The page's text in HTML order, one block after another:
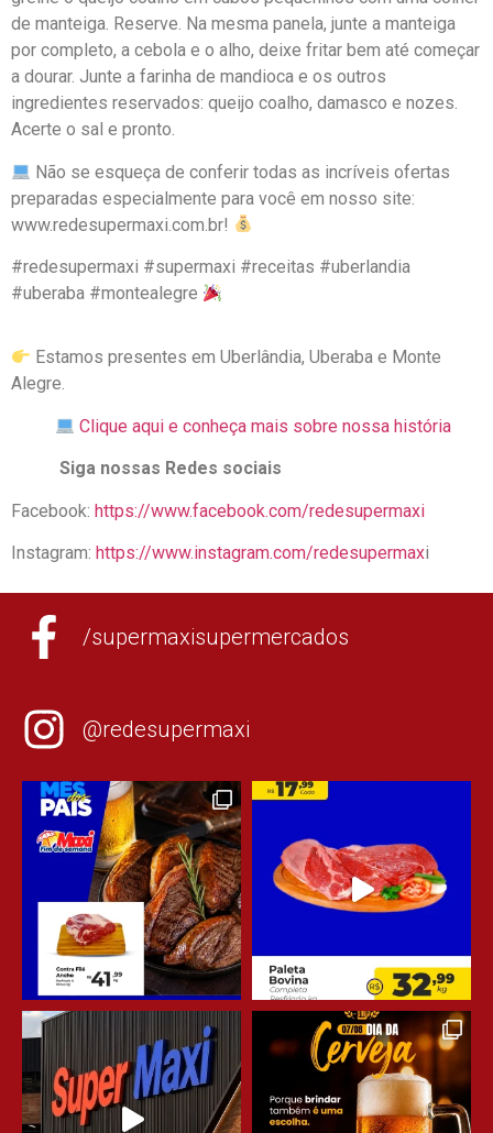
de manteiga. Reserve. Na mesma panela, junte a manteiga
por completo, a cebola e o alho, deixe fritar bem até começar
a dourar. Junte a farinha de mandioca e os outros
ingredientes reservados: queijo coalho, damasco e nozes.
Acerte o sal e pronto.
Não se esqueça de conferir todas as incríveis ofertas
preparadas especialmente para você em nosso site:
www.redesupermaxi.com.br!
#redesupermaxi #supermaxi #receitas #uberlandia
#uberaba #montealegre
Estamos presentes em Uberlândia, Uberaba e Monte
Alegre.
Clique aqui e conheça mais sobre nossa história
Siga nossas Redes sociais
Facebook: https://www.facebook.com/redesupermaxi
Instagram: https://www.instagram.com/redesupermaxi
/supermaxisupermercados
@redesupermaxi